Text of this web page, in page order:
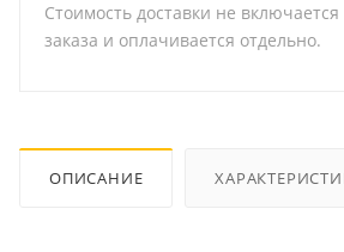
Стоимость доставки не включается
заказа и оплачивается отдельно.
ОПИСАНИЕ